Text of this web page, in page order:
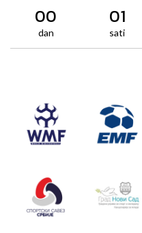
00
dan
01
sati